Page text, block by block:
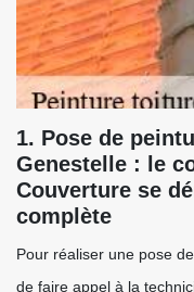
1. Pose de
Genestelle : le
Couverture se
complète
Pour réaliser une pose
de faire appel à la